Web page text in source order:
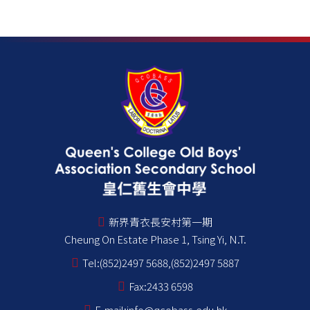
新界青衣長安村第一期
Cheung On Estate Phase 1, Tsing Yi, N.T.
Tel:(852)2497 5688,(852)2497 5887
Fax:2433 6598